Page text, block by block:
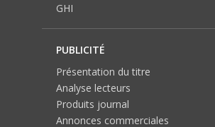
GHI
PUBLICITÉ
Présentation du titre
Analyse lecteurs
Produits journal
Annonces commerciales